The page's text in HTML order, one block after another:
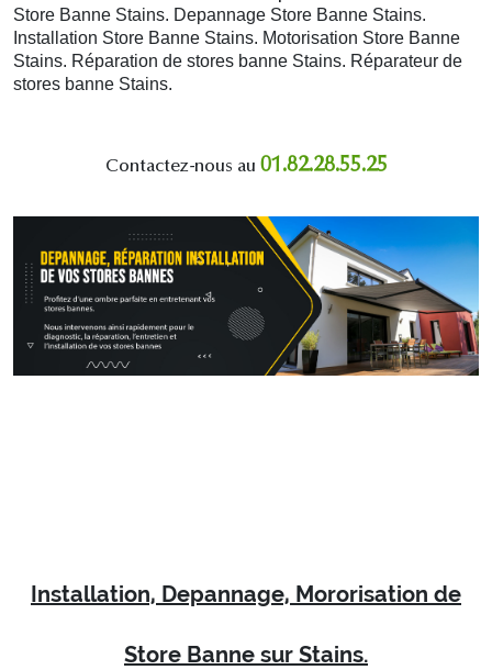
Store Banne Stains. Depannage Store Banne Stains.
Installation Store Banne Stains. Motorisation Store Banne
Stains. Réparation de stores banne Stains. Réparateur de
stores banne Stains.
Contactez-nous au 01.82.28.55.25
Installation, Depannage, Mororisation de
Store Banne sur Stains.